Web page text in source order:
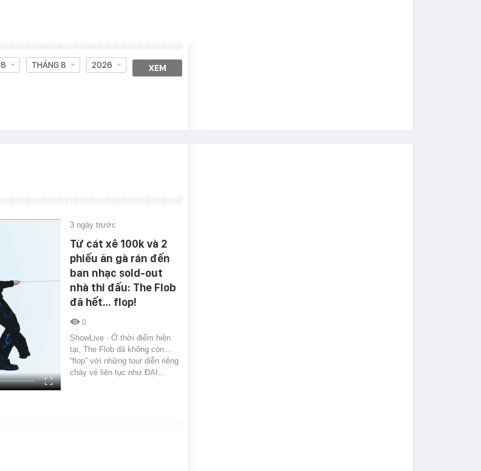
8 THÁNG 8 2026 XEM
3 ngày trước
Từ cát xê 100k và 2
phiếu ăn gà rán đến
ban nhạc sold-out
nhà thi đấu: The Flob
đã hết… flop!
0
ShowLive · Ở thời điểm hiện
tại, The Flob đã không còn…
“flop” với những tour diễn riêng
cháy vé liên tục như ĐẠI…